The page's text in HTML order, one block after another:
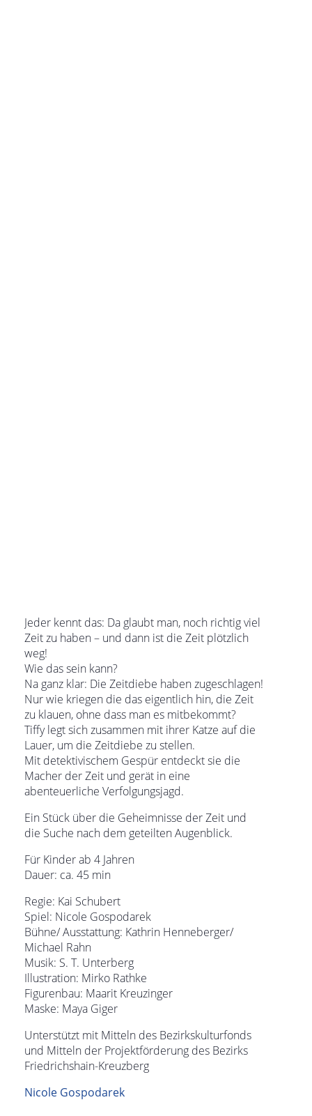
Jeder kennt das: Da glaubt man, noch richtig viel
Zeit zu haben – und dann ist die Zeit plötzlich
weg!
Wie das sein kann?
Na ganz klar: Die Zeitdiebe haben zugeschlagen!
Nur wie kriegen die das eigentlich hin, die Zeit
zu klauen, ohne dass man es mitbekommt?
Tiffy legt sich zusammen mit ihrer Katze auf die
Lauer, um die Zeitdiebe zu stellen.
Mit detektivischem Gespür entdeckt sie die
Macher der Zeit und gerät in eine
abenteuerliche Verfolgungsjagd.
Ein Stück über die Geheimnisse der Zeit und
die Suche nach dem geteilten Augenblick.
Für Kinder ab 4 Jahren
Dauer: ca. 45 min
Regie: Kai Schubert
Spiel: Nicole Gospodarek
Bühne/ Ausstattung: Kathrin Henneberger/
Michael Rahn
Musik: S. T. Unterberg
Illustration: Mirko Rathke
Figurenbau: Maarit Kreuzinger
Maske: Maya Giger
Unterstützt mit Mitteln des Bezirkskulturfonds
und Mitteln der Projektförderung des Bezirks
Friedrichshain-Kreuzberg
Nicole Gospodarek